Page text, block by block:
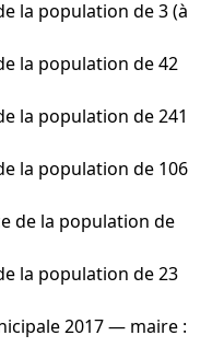
la population de 3 (à
la population de 42
la population de 241
la population de 106
de la population de
la population de 23
2017 — maire :